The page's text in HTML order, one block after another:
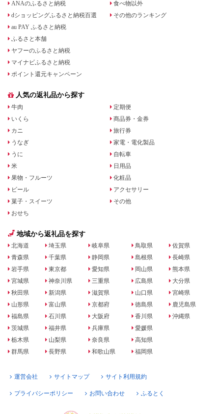
ANAのふるさと納税
dショッピングふるさと納税百選
au PAY ふるさと納税
ふるさと本舗
ヤフーのふるさと納税
マイナビふるさと納税
ポイント還元キャンペーン
食べ物以外
その他のランキング
人気の返礼品から探す
牛肉
いくら
カニ
うなぎ
うに
米
果物・フルーツ
ビール
菓子・スイーツ
おせち
定期便
商品券・金券
旅行券
家電・電化製品
自転車
日用品
化粧品
アクセサリー
その他
地域から返礼品を探す
北海道
青森県
岩手県
宮城県
秋田県
山形県
福島県
茨城県
栃木県
群馬県
埼玉県
千葉県
東京都
神奈川県
新潟県
富山県
石川県
福井県
山梨県
長野県
岐阜県
静岡県
愛知県
三重県
滋賀県
京都府
大阪府
兵庫県
奈良県
和歌山県
鳥取県
島根県
岡山県
広島県
山口県
徳島県
香川県
愛媛県
高知県
福岡県
佐賀県
長崎県
熊本県
大分県
宮崎県
鹿児島県
沖縄県
運営会社 サイトマップ サイト利用規約
プライバシーポリシー お問い合わせ ふるとく